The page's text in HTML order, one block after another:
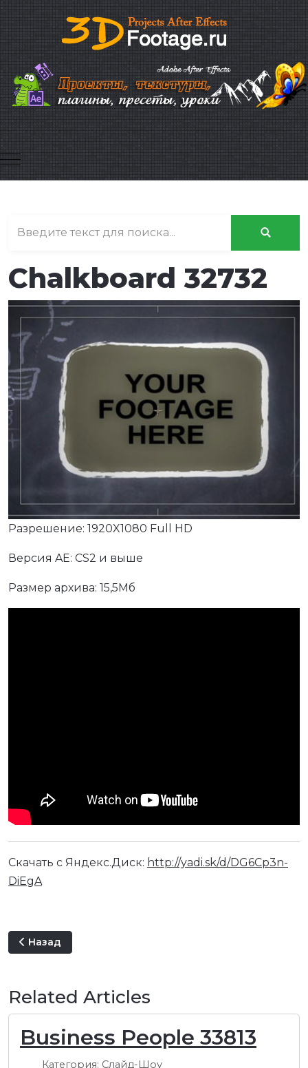
Mobile Menu Toggle
Chalkboard 32732
Разрешение: 1920X1080 Full HD
Версия AE: CS2 и выше
Размер архива: 15,5Мб
Скачать с Яндекс.Диск: http://yadi.sk/d/DG6Cp3n-
DiEgA
Предыдущий: Happy Children's
Назад
Related Articles
Business People 33813
Категория: Слайд-Шоу